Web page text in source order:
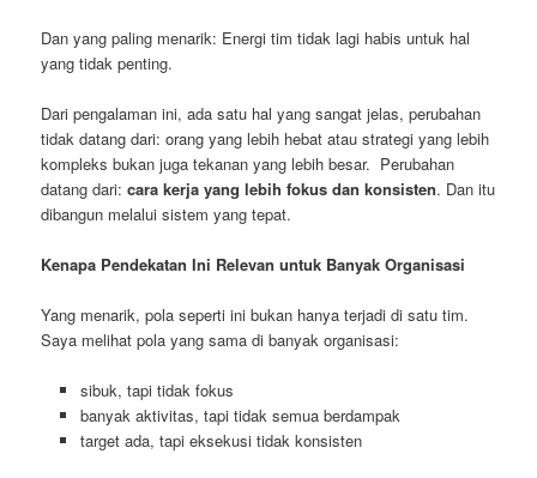
Dan yang paling menarik: Energi tim tidak lagi habis untuk hal
yang tidak penting.
Dari pengalaman ini, ada satu hal yang sangat jelas, perubahan
tidak datang dari: orang yang lebih hebat atau strategi yang lebih
kompleks bukan juga tekanan yang lebih besar. Perubahan
datang dari:cara kerja yang lebih fokus dan konsisten. Dan itu
dibangun melalui sistem yang tepat.
Kenapa Pendekatan Ini Relevan untuk Banyak Organisasi
Yang menarik, pola seperti ini bukan hanya terjadi di satu tim.
Saya melihat pola yang sama di banyak organisasi:
sibuk, tapi tidak fokus
banyak aktivitas, tapi tidak semua berdampak
target ada, tapi eksekusi tidak konsisten